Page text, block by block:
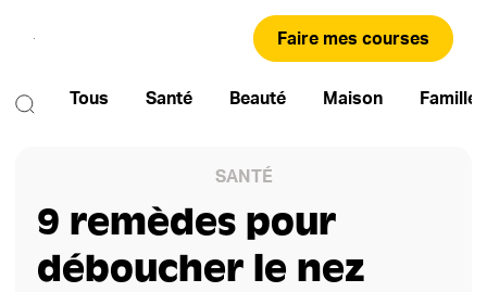
Faire mes courses
Tous Santé Beauté Maison Famille
SANTÉ
9 remèdes pour
déboucher le nez